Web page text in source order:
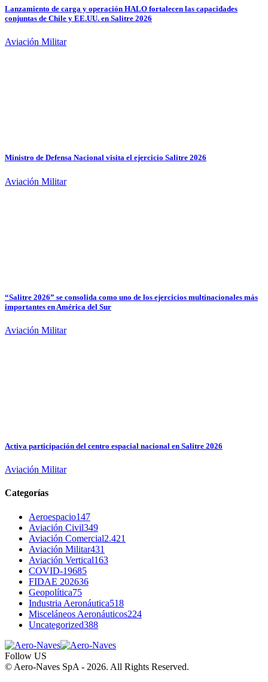
Lanzamiento de carga y operación HALO fortalecen las capacidades
conjuntas de Chile y EE.UU. en Salitre 2026
Aviación Militar
Ministro de Defensa Nacional visita el ejercicio Salitre 2026
Aviación Militar
“Salitre 2026” se consolida como uno de los ejercicios multinacionales más
importantes en América del Sur
Aviación Militar
Activa participación del centro espacial nacional en Salitre 2026
Aviación Militar
Categorías
Aeroespacio147
Aviación Civil349
Aviación Comercial2.421
Aviación Militar431
Aviación Vertical163
COVID-19685
FIDAE 202636
Geopolítica75
Industria Aeronáutica518
Misceláneos Aeronáuticos224
Uncategorized388
Follow US
© Aero-Naves SpA - 2026. All Rights Reserved.